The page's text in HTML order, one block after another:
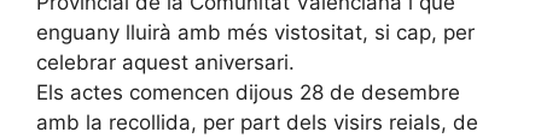
enguany lluirà amb més vistositat, si cap, per
celebrar aquest aniversari.
Els actes comencen dijous 28 de desembre
amb la recollida, per part dels visirs reials, de